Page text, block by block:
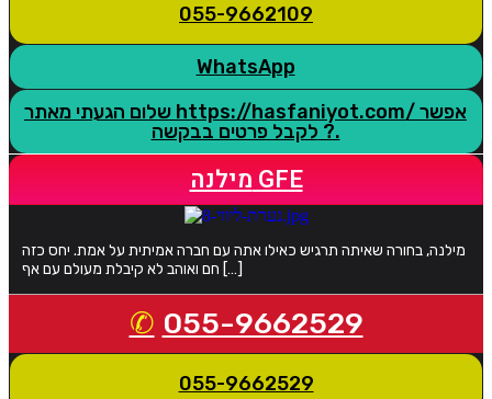
055-9662109
WhatsApp
שלום הגעתי מאתר https://hasfaniyot.com/ אפשר
לקבל פרטים בבקשה ?.
מילנה GFE
מילנה, בחורה שאיתה תרגיש כאילו אתה עם חברה אמיתית על אמת. יחס כזה
חם ואוהב לא קיבלת מעולם עם אף […]
055-9662529
055-9662529